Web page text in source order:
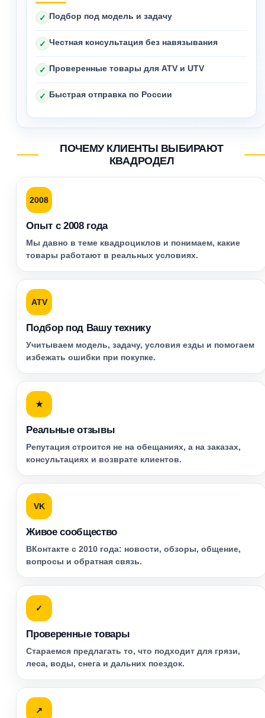
✓ Подбор под модель и задачу
✓ Честная консультация без навязывания
✓ Проверенные товары для ATV и UTV
✓ Быстрая отправка по России
ПОЧЕМУ КЛИЕНТЫ ВЫБИРАЮТ
КВАДРОДЕЛ
2008
Опыт с 2008 года
Мы давно в теме квадроциклов и понимаем, какие
товары работают в реальных условиях.
ATV
Подбор под Вашу технику
Учитываем модель, задачу, условия езды и помогаем
избежать ошибки при покупке.
★
Реальные отзывы
Репутация строится не на обещаниях, а на заказах,
консультациях и возврате клиентов.
VK
Живое сообщество
ВКонтакте с 2010 года: новости, обзоры, общение,
вопросы и обратная связь.
✓
Проверенные товары
Стараемся предлагать то, что подходит для грязи,
леса, воды, снега и дальних поездок.
↗